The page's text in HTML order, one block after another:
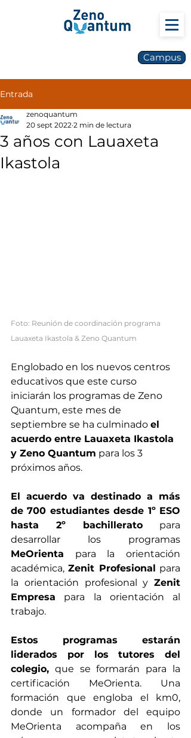
Campus
Entrada
3 años con Lauaxeta
Ikastola
zenoquantum
20 sept 2022 2 min de lectura
Foto: Reunión de coordinación programa
Lauaxeta Ikastola & Zeno Quantum
Englobado en los nuevos centros
educativos que este curso
iniciarán los programas de Zeno
Quantum, este mes de
septiembre se ha culminado el
acuerdo entre Lauaxeta Ikastola
y Zeno Quantum para los 3
próximos años.
El acuerdo va destinado a más
de 700 estudiantes desde 1º ESO
hasta 2º bachillerato para
MeOrienta para la orientación
académica, Zenit Profesional para
la orientación profesional y Zenit
Empresa para la orientación al
trabajo.
Estos programas estarán
liderados por los tutores del
colegio, que se formarán para la
certificación MeOrienta. Una
formación que engloba el km0,
donde un formador del equipo
MeOrienta acompaña en los